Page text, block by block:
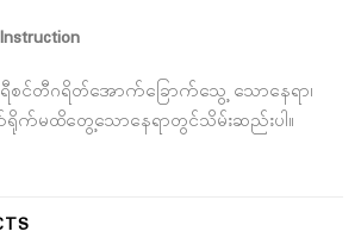
စင်တီဂရိတ်အောက်ခြောက်သွေ့ သောနေရာ၊
က်မထိတွေ့သောနေရာတွင်သိမ်းဆည်းပါ။